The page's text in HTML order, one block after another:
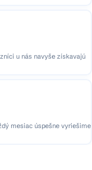
u nás navyše získavajú
mesiac úspešne vyriešime